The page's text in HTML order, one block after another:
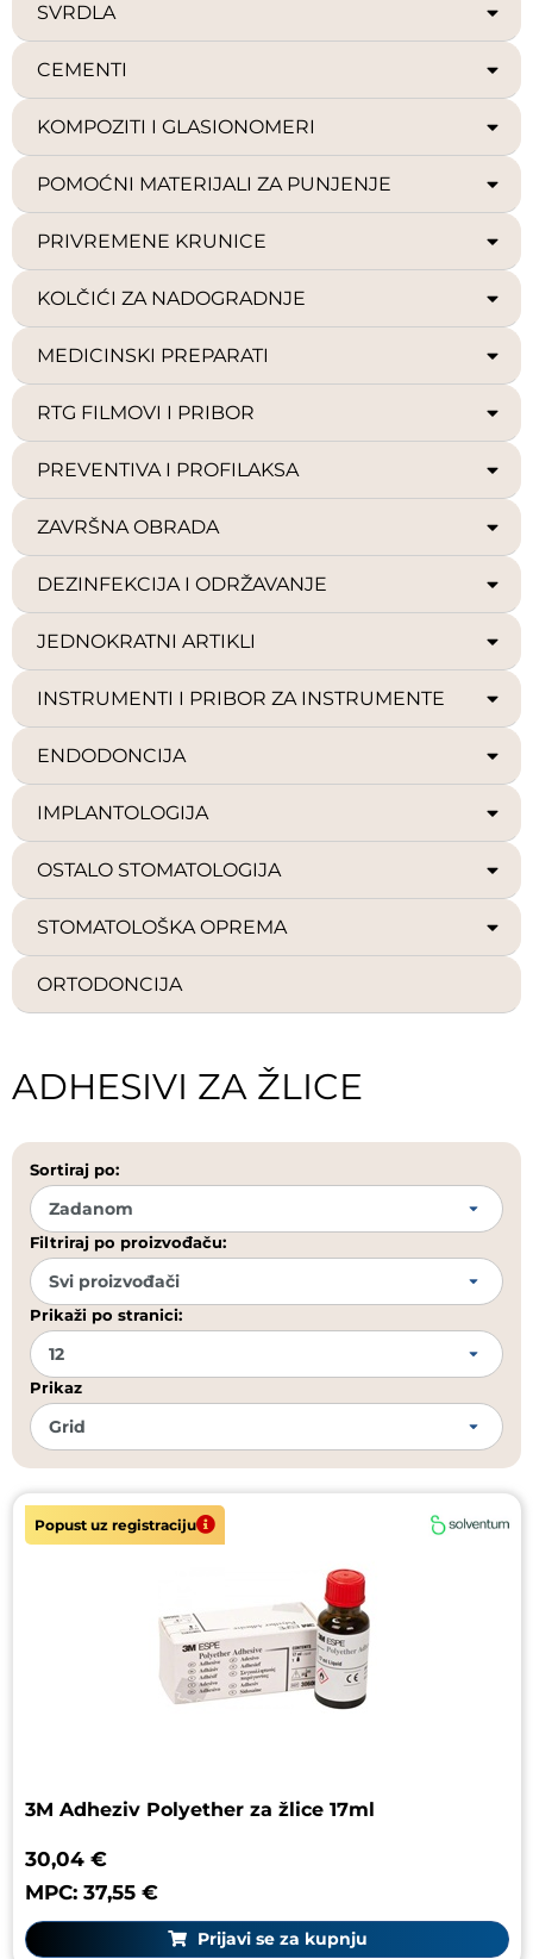
SVRDLA
CEMENTI
KOMPOZITI I GLASIONOMERI
POMOĆNI MATERIJALI ZA PUNJENJE
PRIVREMENE KRUNICE
KOLČIĆI ZA NADOGRADNJE
MEDICINSKI PREPARATI
RTG FILMOVI I PRIBOR
PREVENTIVA I PROFILAKSA
ZAVRŠNA OBRADA
DEZINFEKCIJA I ODRŽAVANJE
JEDNOKRATNI ARTIKLI
INSTRUMENTI I PRIBOR ZA INSTRUMENTE
ENDODONCIJA
IMPLANTOLOGIJA
OSTALO STOMATOLOGIJA
STOMATOLOŠKA OPREMA
ORTODONCIJA
ADHESIVI ZA ŽLICE
Sortiraj po:
Filtriraj po proizvođaču:
Prikaži po stranici:
Prikaz
Popust uz registraciju
3M Adheziv Polyether za žlice 17ml
30,04 €
MPC: 37,55 €
Prijavi se za kupnju